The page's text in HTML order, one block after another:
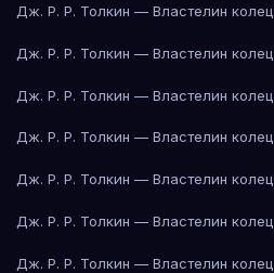
Дж. Р. Р. Толкин — Властелин колец
Дж. Р. Р. Толкин — Властелин колец
Дж. Р. Р. Толкин — Властелин колец
Дж. Р. Р. Толкин — Властелин колец
Дж. Р. Р. Толкин — Властелин колец
Дж. Р. Р. Толкин — Властелин колец
Дж. Р. Р. Толкин — Властелин колец